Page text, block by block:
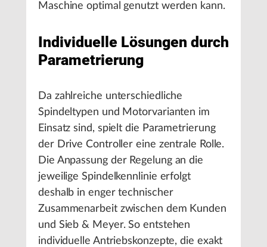
Maschine optimal genutzt werden kann.
Individuelle Lösungen durch
Parametrierung
Da zahlreiche unterschiedliche
Spindeltypen und Motorvarianten im
Einsatz sind, spielt die Parametrierung
der Drive Controller eine zentrale Rolle.
Die Anpassung der Regelung an die
jeweilige Spindelkennlinie erfolgt
deshalb in enger technischer
Zusammenarbeit zwischen dem Kunden
und Sieb & Meyer. So entstehen
individuelle Antriebskonzepte, die exakt